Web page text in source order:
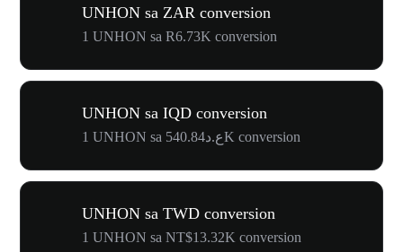
UNHON sa ZAR conversion
1 UNHON sa R6.73K conversion
UNHON sa IQD conversion
1 UNHON sa ع.د540.84K conversion
UNHON sa TWD conversion
1 UNHON sa NT$13.32K conversion